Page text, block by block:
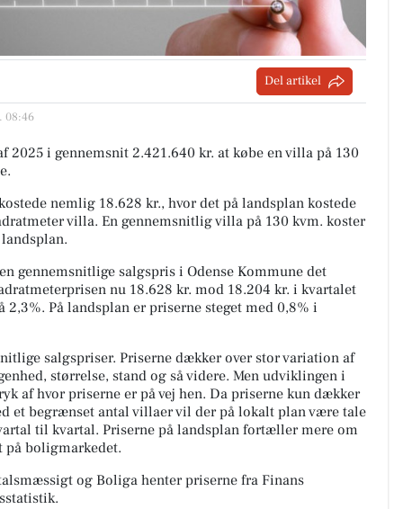
Del artikel
08:46
2025 i gennemsnit 2.421.640 kr. at købe en villa på 130
nemlig 18.628 kr., hvor det på landsplan kostede
villa. En gennemsnitlig villa på 130 kvm. koster
gennemsnitlige salgspris i Odense Kommune det
nu 18.628 kr. mod 18.204 kr. i kvartalet
2,3%. På landsplan er priserne steget med 0,8% i
salgspriser. Priserne dækker over stor variation af
størrelse, stand og så videre. Men udviklingen i
af hvor priserne er på vej hen. Da priserne kun dækker
et begrænset antal villaer vil der på lokalt plan være tale
til kvartal. Priserne på landsplan fortæller mere om
boligmarkedet.
og Boliga henter priserne fra Finans